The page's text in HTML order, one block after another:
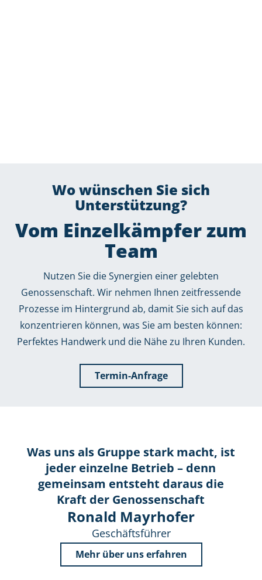
Wo wünschen Sie sich
Unterstützung?
Vom Einzelkämpfer zum
Team
Nutzen Sie die Synergien einer gelebten
Genossenschaft. Wir nehmen Ihnen zeitfressende
Prozesse im Hintergrund ab, damit Sie sich auf das
konzentrieren können, was Sie am besten können:
Perfektes Handwerk und die Nähe zu Ihren Kunden.
Termin-Anfrage
Was uns als Gruppe stark macht, ist
jeder einzelne Betrieb – denn
gemeinsam entsteht daraus die
Kraft der Genossenschaft
Ronald Mayrhofer
Geschäftsführer
Mehr über uns erfahren